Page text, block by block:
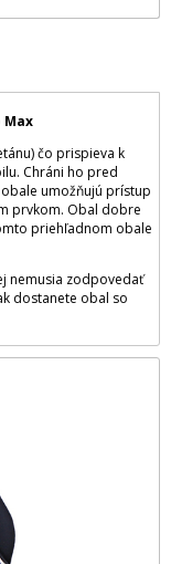
Max
čo prispieva k
Chráni ho pred
umožňujú prístup
prvkom. Obal dobre
priehľadnom obale
nemusia zodpovedať
dostanete obal so